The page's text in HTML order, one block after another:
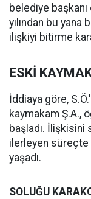
belediye
yılından bu yana
ilişkiyi bitirme
ESKİ
İddiaya göre,
kaymakam Ş.A.,
başladı. İlişkisini
ilerleyen süreçte
yaşadı.
SOLUĞU